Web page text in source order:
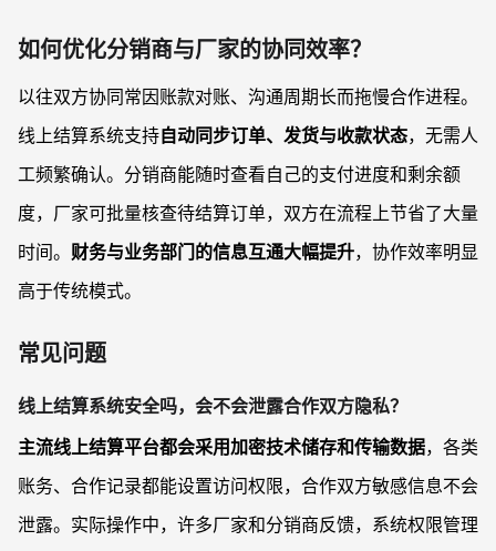
如何优化分销商与厂家的协同效率？
以往双方协同常因账款对账、沟通周期长而拖慢合作进程。
线上结算系统支持自动同步订单、发货与收款状态，无需人
工频繁确认。分销商能随时查看自己的支付进度和剩余额
度，厂家可批量核查待结算订单，双方在流程上节省了大量
时间。 财务与业务部门的信息互通大幅提升，协作效率明显
高于传统模式。
常见问题
线上结算系统安全吗，会不会泄露合作双方隐私？
主流线上结算平台都会采用加密技术储存和传输数据，各类
账务、合作记录都能设置访问权限，合作双方敏感信息不会
泄露。实际操作中，许多厂家和分销商反馈，系统权限管理